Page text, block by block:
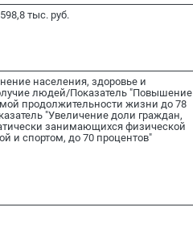
тыс. руб.
населения, здоровье и
людей/Показатель "Повышение
продолжительности жизни до 78
"Увеличение доли граждан,
занимающихся физической
и спортом, до 70 процентов"